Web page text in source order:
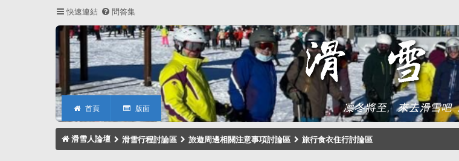
快速連結 問答集
首頁 版面
滑雪人論壇 滑雪行程討論區 旅遊周邊相關注意事項討論區 旅行食衣住行討論區